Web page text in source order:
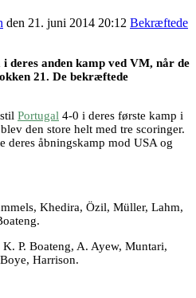
den 21. juni 2014 20:12 Bekræftede
deres anden kamp ved VM, når de
21. De bekræftede
Portugal 4-0 i deres første kamp i
den store helt med tre scoringer.
deres åbningskamp mod USA og
Khedira, Özil, Müller, Lahm,
P. Boateng, A. Ayew, Muntari,
Harrison.